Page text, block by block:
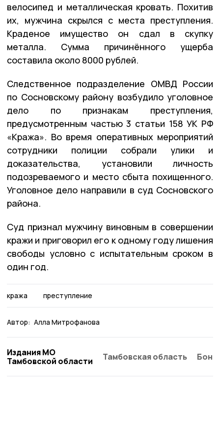
велосипед и металлическая кровать. Похитив
их, мужчина скрылся с места преступления.
Краденое имущество он сдал в скупку
металла. Сумма причинённого ущерба
составила около 8000 рублей.
Следственное подразделение ОМВД России
по Сосновскому району возбудило уголовное
дело по признакам преступления,
предусмотренным частью 3 статьи 158 УК РФ
«Кража». Во время оперативных мероприятий
сотрудники полиции собрали улики и
доказательства, установили личность
подозреваемого и место сбыта похищенного.
Уголовное дело направили в суд Сосновского
района.
Суд признал мужчину виновным в совершении
кражи и приговорил его к одному году лишения
свободы условно с испытательным сроком в
один год.
кража преступление
Автор: Алла Митрофанова
Издания МО
Тамбовской области
Тамбовская область